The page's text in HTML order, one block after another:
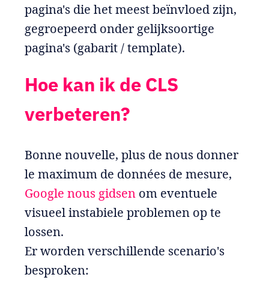
pagina's die het meest beïnvloed zijn,
gegroepeerd onder gelijksoortige
pagina's (gabarit / template).
Hoe kan ik de CLS
verbeteren?
Bonne nouvelle, plus de nous donner
le maximum de données de mesure,
Google nous gidsenom eventuele
visueel instabiele problemen op te
lossen.
Er worden verschillende scenario's
besproken: